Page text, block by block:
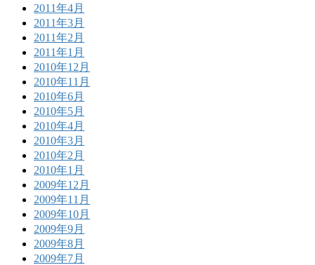
2011年4月
2011年3月
2011年2月
2011年1月
2010年12月
2010年11月
2010年6月
2010年5月
2010年4月
2010年3月
2010年2月
2010年1月
2009年12月
2009年11月
2009年10月
2009年9月
2009年8月
2009年7月